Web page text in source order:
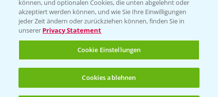
Folgen Sie uns
können, und optionalen Cookies, die unten abgelehnt oder
akzeptiert werden können, und wie Sie Ihre Einwilligungen
jeder Zeit ändern oder zurückziehen können, finden Sie in
unserer Privacy Statement
Cookie Einstellungen
Cookies ablehnen